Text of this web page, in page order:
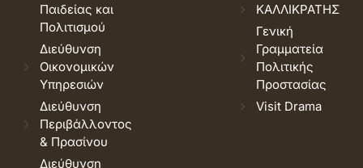
Παιδείας και
Πολιτισμού
Διεύθυνση
Οικονομικών
Υπηρεσιών
Διεύθυνση
Περιβάλλοντος
& Πρασίνου
Διεύθυνση
ΚΑΛΛΙΚΡΑΤΗΣ
Γενική
Γραμματεία
Πολιτικής
Προστασίας
Visit Drama